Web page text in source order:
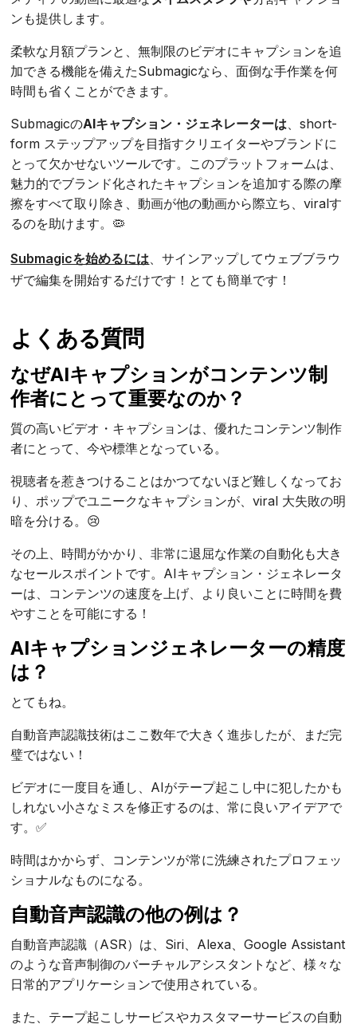
ンも提供します。
柔軟な月額プランと、無制限のビデオにキャプションを追
加できる機能を備えたSubmagicなら、面倒な手作業を何
時間も省くことができます。
SubmagicのAIキャプション・ジェネレーターは、short-
form ステップアップを目指すクリエイターやブランドに
とって欠かせないツールです。このプラットフォームは、
魅力的でブランド化されたキャプションを追加する際の摩
擦をすべて取り除き、動画が他の動画から際立ち、viralす
るのを助けます。🦠
Submagicを始めるには、サインアップしてウェブブラウ
ザで編集を開始するだけです！とても簡単です！
よくある質問
なぜAIキャプションがコンテンツ制
作者にとって重要なのか？
質の高いビデオ・キャプションは、優れたコンテンツ制作
者にとって、今や標準となっている。
視聴者を惹きつけることはかつてないほど難しくなってお
り、ポップでユニークなキャプションが、viral 大失敗の明
暗を分ける。😢
その上、時間がかかり、非常に退屈な作業の自動化も大き
なセールスポイントです。AIキャプション・ジェネレータ
ーは、コンテンツの速度を上げ、より良いことに時間を費
やすことを可能にする！
AIキャプションジェネレーターの精度
は？
とてもね。
自動音声認識技術はここ数年で大きく進歩したが、まだ完
璧ではない！
ビデオに一度目を通し、AIがテープ起こし中に犯したかも
しれない小さなミスを修正するのは、常に良いアイデアで
す。✅
時間はかからず、コンテンツが常に洗練されたプロフェッ
ショナルなものになる。
自動音声認識の他の例は？
自動音声認識（ASR）は、Siri、Alexa、Google Assistant
のような音声制御のバーチャルアシスタントなど、様々な
日常的アプリケーションで使用されている。
また、テープ起こしサービスやカスタマーサービスの自動